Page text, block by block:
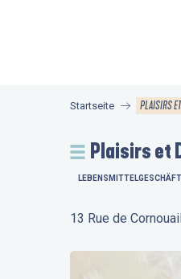
Startseite PLAISIRS
Plaisirs et
13 Rue de